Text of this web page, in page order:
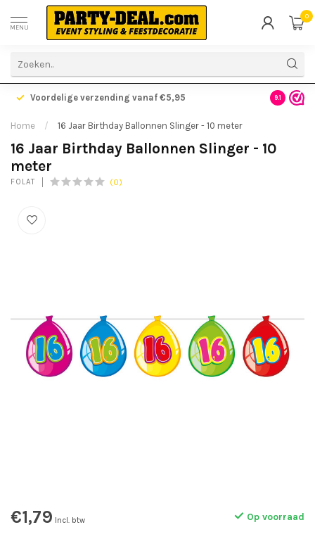
MENU
0
Voordelige verzending vanaf €5,95 Gratis
9.1
Home / 16 Jaar Birthday Ballonnen Slinger - 10 meter
16 Jaar Birthday Ballonnen Slinger - 10
meter
FOLAT (0)
€1,79 Incl. btw Op voorraad